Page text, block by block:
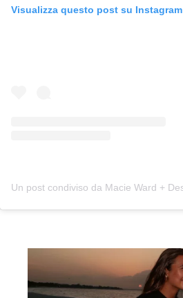
Visualizza questo post su Instagram